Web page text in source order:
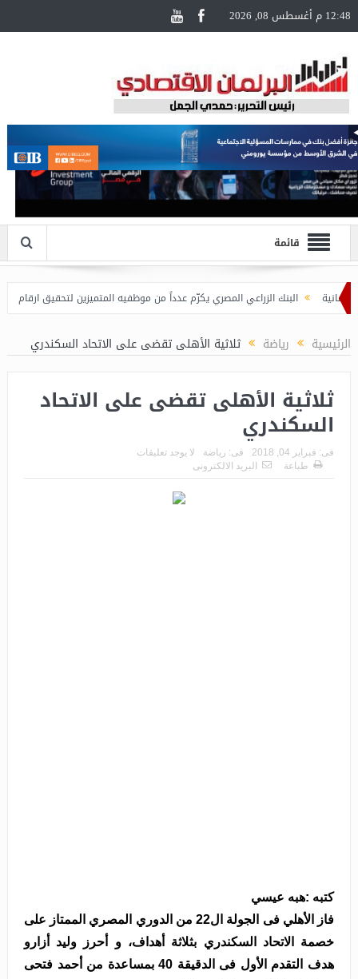
12:48 م أغسطس 08, 2026
قائمة
البنك الزراعي المصري يكرّم عدداً من موظفيه المتميزين لتحقيق ارقام
الرئيسية رياضة ثلاثية الأهلى تقضى على الاتحاد السكندري
ثلاثية الأهلى تقضى على الاتحاد
السكندري
فى: فبراير 04, 2018 فى: رياضة
لا يوجد تعليقات
طباعة
البريد الالكترونى
كتبه :هبه عيسي
فاز الأهلي فى الجولة ال22 من الدوري المصري الممتاز على
خصمة الاتحاد السكندري بثلاثة أهداف، و أحرز وليد أزارو
هدف التقدم الأول فى الدقيقة 40 بمساعدة من أحمد فتحى